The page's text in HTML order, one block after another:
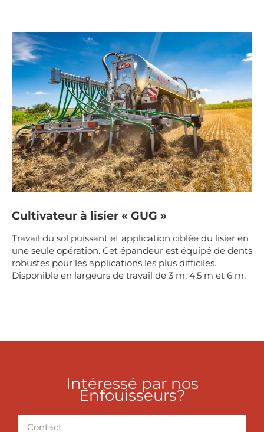
Cultivateur à lisier « GUG »
Travail du sol puissant et application ciblée du lisier en
une seule opération. Cet épandeur est équipé de dents
robustes pour les applications les plus difficiles.
Disponible en largeurs de travail de 3 m, 4,5 m et 6 m.
Intéressé par nos
Enfouisseurs?